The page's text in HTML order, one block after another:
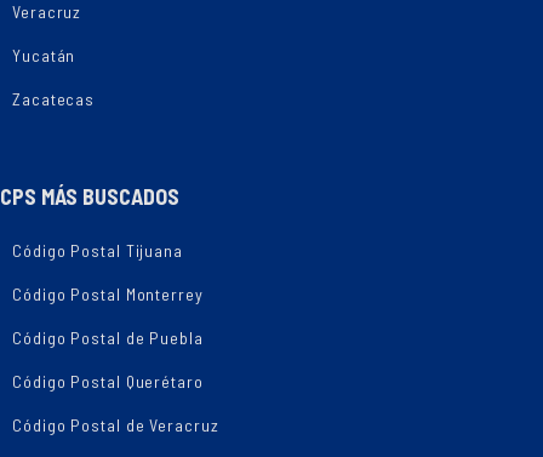
Veracruz
Yucatán
Zacatecas
CPS MÁS BUSCADOS
Código Postal Tijuana
Código Postal Monterrey
Código Postal de Puebla
Código Postal Querétaro
Código Postal de Veracruz